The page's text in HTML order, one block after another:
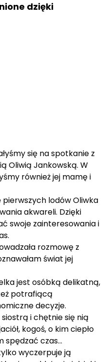
dzięki
się na spotkanie z
Oliwią Jankowską. W
również jej mamę i
pierwszych lodów Oliwka
akwareli. Dzięki
swoje zainteresowania i
rozmowę z
świat jej
jest osóbką delikatną,
potrafiącą
decyzje.
i chętnie się nią
kogoś, o kim ciepło
spędzać czas…
wyczerpuje ją